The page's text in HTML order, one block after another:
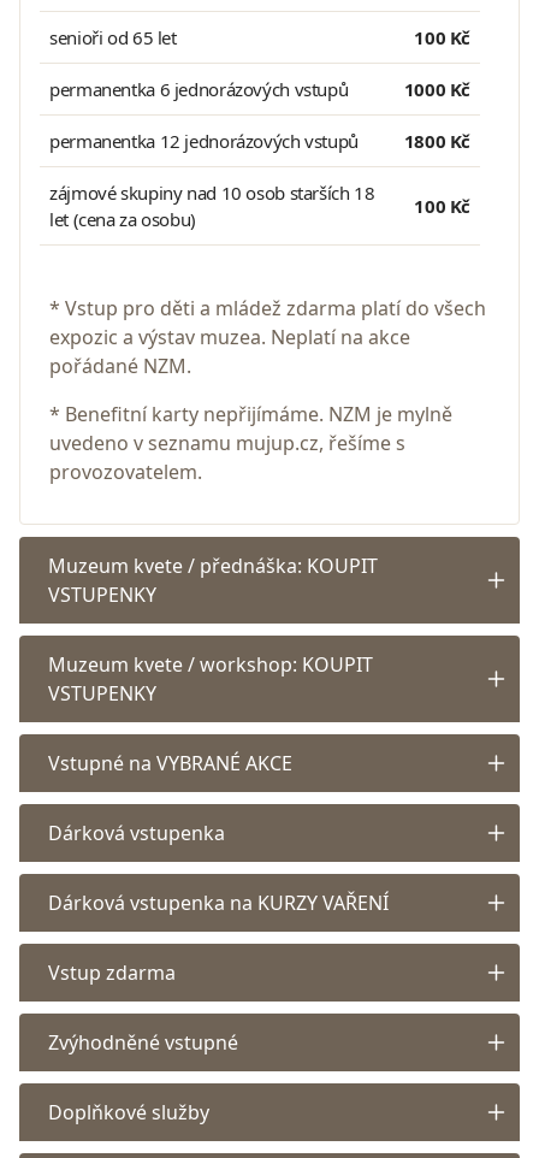
senioři od 65 let 100 Kč
permanentka 6 jednorázových vstupů 1000 Kč
permanentka 12 jednorázových vstupů 1800 Kč
zájmové skupiny nad 10 osob starších 18
let (cena za osobu)
100 Kč
* Vstup pro děti a mládež zdarma platí do všech
expozic a výstav muzea. Neplatí na akce
pořádané NZM.
* Benefitní karty nepřijímáme. NZM je mylně
uvedeno v seznamu mujup.cz, řešíme s
provozovatelem.
Muzeum kvete / přednáška: KOUPIT
VSTUPENKY
Muzeum kvete / workshop: KOUPIT
VSTUPENKY
Vstupné na VYBRANÉ AKCE
Dárková vstupenka
Dárková vstupenka na KURZY VAŘENÍ
Vstup zdarma
Zvýhodněné vstupné
Doplňkové služby